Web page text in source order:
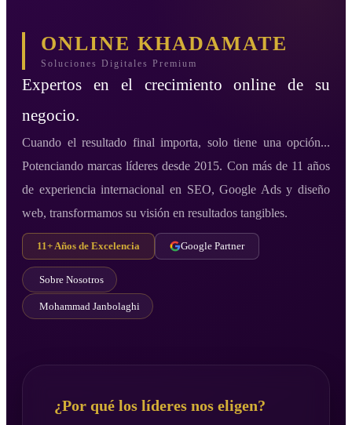
ONLINE KHADAMATE
Soluciones Digitales Premium
Expertos en el crecimiento online de su
negocio.
Cuando el resultado final importa, solo tiene una opción...
Potenciando marcas líderes desde 2015. Con más de 11 años
de experiencia internacional en SEO, Google Ads y diseño
web, transformamos su visión en resultados tangibles.
11+ Años de Excelencia Google Partner
Sobre Nosotros
Mohammad Janbolaghi
¿Por qué los líderes nos eligen?